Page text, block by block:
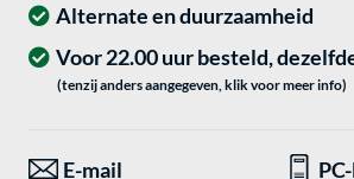
Alternate en duurzaamheid
Voor 22.00 uur besteld,
(tenzij anders aangegeven, klik voor meer info)
E-mail